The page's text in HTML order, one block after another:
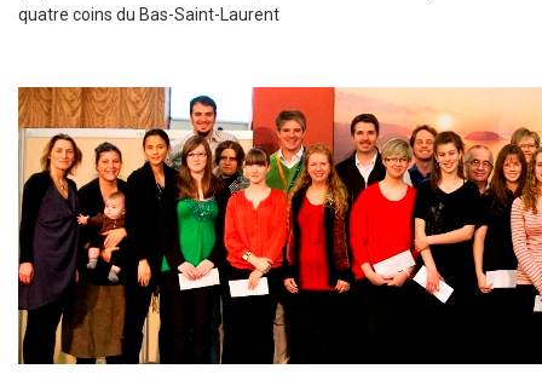
quatre coins du Bas-Saint-Laurent